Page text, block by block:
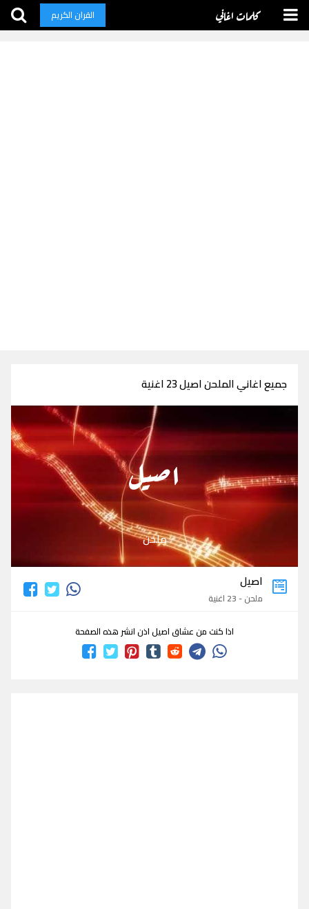
كلمات اغاني القران الكريم
جميع اغاني الملحن اصيل 23 اغنية
اصيل
ملحن
اصيل
ملحن - 23 اغنية
اذا كنت من عشاق اصيل اذن انشر هذه الصفحة